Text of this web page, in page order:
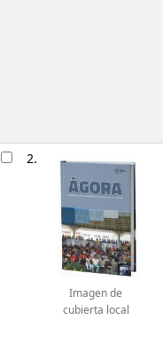
2.
Imagen de
cubierta local